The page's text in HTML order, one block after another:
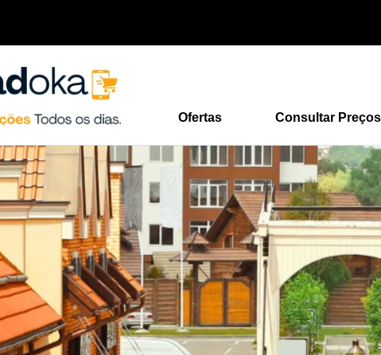
Ofertas Consultar Preços